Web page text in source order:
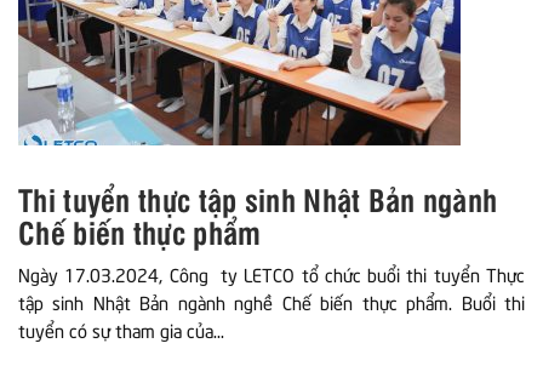
Thi tuyển thực tập sinh Nhật Bản ngành
Chế biến thực phẩm
Ngày 17.03.2024, Công ty LETCO tổ chức buổi thi tuyển Thực
tập sinh Nhật Bản ngành nghề Chế biến thực phẩm. Buổi thi
tuyển có sự tham gia của...